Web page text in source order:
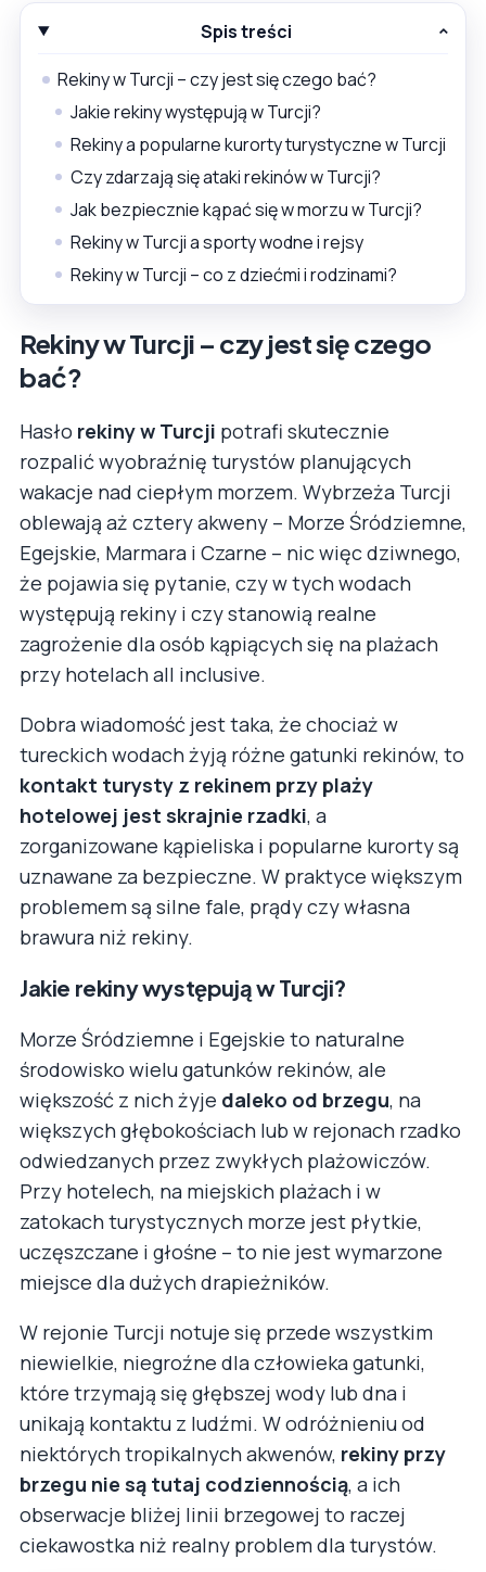
Spis treści
Rekiny w Turcji – czy jest się czego bać?
Jakie rekiny występują w Turcji?
Rekiny a popularne kurorty turystyczne w Turcji
Czy zdarzają się ataki rekinów w Turcji?
Jak bezpiecznie kąpać się w morzu w Turcji?
Rekiny w Turcji a sporty wodne i rejsy
Rekiny w Turcji – co z dziećmi i rodzinami?
Rekiny w Turcji – czy jest się czego
bać?
Hasło rekiny w Turcji potrafi skutecznie
rozpalić wyobraźnię turystów planujących
wakacje nad ciepłym morzem. Wybrzeża Turcji
oblewają aż cztery akweny – Morze Śródziemne,
Egejskie, Marmara i Czarne – nic więc dziwnego,
że pojawia się pytanie, czy w tych wodach
występują rekiny i czy stanowią realne
zagrożenie dla osób kąpiących się na plażach
przy hotelach all inclusive.
Dobra wiadomość jest taka, że chociaż w
tureckich wodach żyją różne gatunki rekinów, to
kontakt turysty z rekinem przy plaży
hotelowej jest skrajnie rzadki, a
zorganizowane kąpieliska i popularne kurorty są
uznawane za bezpieczne. W praktyce większym
problemem są silne fale, prądy czy własna
brawura niż rekiny.
Jakie rekiny występują w Turcji?
Morze Śródziemne i Egejskie to naturalne
środowisko wielu gatunków rekinów, ale
większość z nich żyje daleko od brzegu, na
większych głębokościach lub w rejonach rzadko
odwiedzanych przez zwykłych plażowiczów.
Przy hotelech, na miejskich plażach i w
zatokach turystycznych morze jest płytkie,
uczęszczane i głośne – to nie jest wymarzone
miejsce dla dużych drapieżników.
W rejonie Turcji notuje się przede wszystkim
niewielkie, niegroźne dla człowieka gatunki,
które trzymają się głębszej wody lub dna i
unikają kontaktu z ludźmi. W odróżnieniu od
niektórych tropikalnych akwenów, rekiny przy
brzegu nie są tutaj codziennością, a ich
obserwacje bliżej linii brzegowej to raczej
ciekawostka niż realny problem dla turystów.